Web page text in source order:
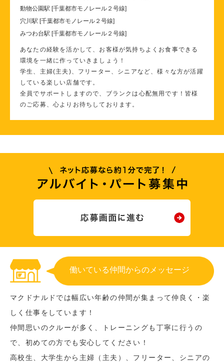
動物公園駅 [千葉都市モノレール２号線]
穴川駅 [千葉都市モノレール２号線]
みつわ台駅 [千葉都市モノレール２号線]
あなたの経験を活かして、お客様が気持ちよくお食事できる
環境を一緒に作っていきましょう！
学生、主婦(主夫)、フリーター、シニアなど、様々な方が活躍
している楽しい店舗です。
全員でサポートしますので、ブランクは心配無用です！皆様
のご応募、心よりお待ちしております。
働いている仲間からのメッセージ
マクドナルドでは幅広い年齢の仲間が集まって仲良く・楽
しく仕事をしています！
仲間思いのクルーが多く、トレーニングも丁寧に行うの
で、初めての方でも安心してください！
高校生、大学生から主婦（主夫）、フリーター、シニアの